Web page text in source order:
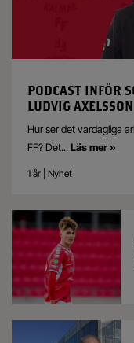
PODCAST INFÖR
LUDVIG AXELSSON
Hur ser det vardagliga
FF? Det...Läs mer »
1 år | Nyhet